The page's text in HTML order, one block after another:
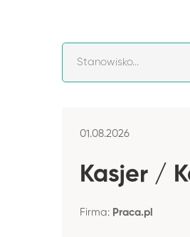
01.08.2026
Kasjer /
Firma: Praca.pl